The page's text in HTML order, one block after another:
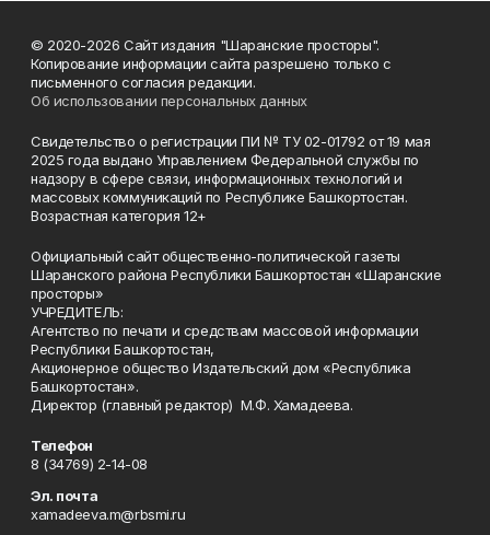
© 2020-2026 Сайт издания "Шаранские просторы".
Копирование информации сайта разрешено только с
письменного согласия редакции.
Об использовании персональных данных
Свидетельство о регистрации ПИ № ТУ 02-01792 от 19 мая
2025 года выдано Управлением Федеральной службы по
надзору в сфере связи, информационных технологий и
массовых коммуникаций по Республике Башкортостан.
Возрастная категория 12+
Официальный сайт общественно-политической газеты
Шаранского района Республики Башкортостан «Шаранские
просторы»
УЧРЕДИТЕЛЬ:
Агентство по печати и средствам массовой информации
Республики Башкортостан,
Акционерное общество Издательский дом «Республика
Башкортостан».
Директор (главный редактор) М.Ф. Хамадеева.
Телефон
8 (34769) 2-14-08
Эл. почта
xamadeeva.m@rbsmi.ru